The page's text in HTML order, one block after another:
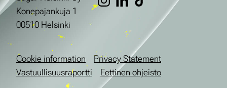
Konepajankuja 1
00510 Helsinki
Cookie information
Privacy Statement
Vastuullisuusraportti
Eettinen ohjeisto